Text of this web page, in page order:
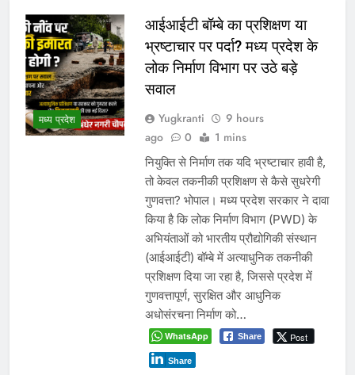
मध्य प्रदेश
आईआईटी बॉम्बे का प्रशिक्षण या
भ्रष्टाचार पर पर्दा? मध्य प्रदेश के
लोक निर्माण विभाग पर उठे बड़े
सवाल
Yugkranti
9 hours
ago
0 1 mins
नियुक्ति से निर्माण तक यदि भ्रष्टाचार हावी है,
तो केवल तकनीकी प्रशिक्षण से कैसे सुधरेगी
गुणवत्ता? भोपाल। मध्य प्रदेश सरकार ने दावा
किया है कि लोक निर्माण विभाग (PWD) के
अभियंताओं को भारतीय प्रौद्योगिकी संस्थान
(आईआईटी) बॉम्बे में अत्याधुनिक तकनीकी
प्रशिक्षण दिया जा रहा है, जिससे प्रदेश में
गुणवत्तापूर्ण, सुरक्षित और आधुनिक
अधोसंरचना निर्माण को…
WhatsApp Share Post
Share